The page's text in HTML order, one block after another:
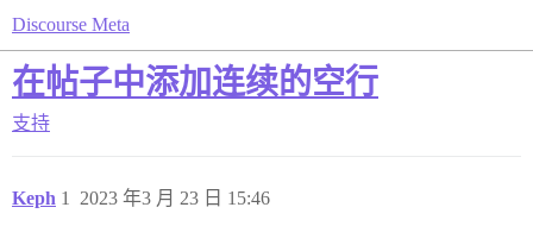
Discourse Meta
在帖子中添加连续的空行
支持
Keph 2023 年3 月 23 日 15:46
1